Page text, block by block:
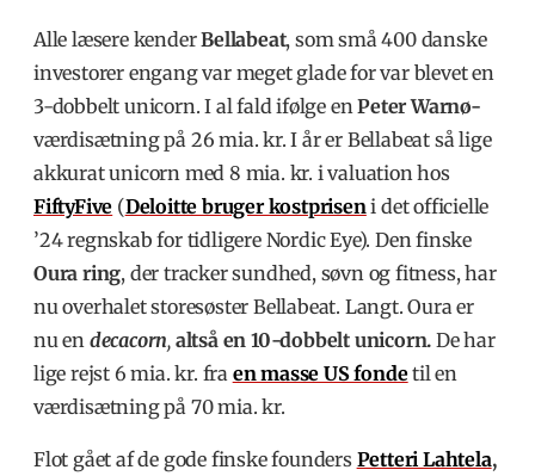
Alle læsere kenderBellabeat, som små 400 danske
investorer engang var meget glade for var blevet en
3-dobbelt unicorn. I al fald ifølge enPeter Warnø-
værdisætning på 26 mia. kr. I år er Bellabeat så lige
akkurat unicorn med 8 mia. kr. i valuation hos
FiftyFive (Deloitte bruger kostpriseni det officielle
’24 regnskab for tidligere Nordic Eye). Den finske
Oura ring, der tracker sundhed, søvn og fitness, har
nu overhalet storesøster Bellabeat. Langt. Oura er
nu en decacorn, altså en 10-dobbelt unicorn. De har
lige rejst 6 mia. kr. fra en masse US fondetil en
værdisætning på 70 mia. kr.
Flot gået af de gode finske founders Petteri Lahtela,